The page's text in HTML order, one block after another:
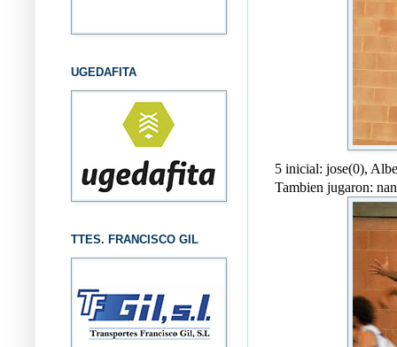
5 inicial: jose(0),
Tambien jugaron:
UGEDAFITA
TTES. FRANCISCO GIL